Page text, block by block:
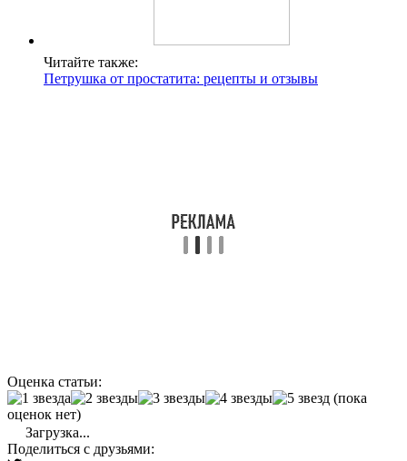
Читайте также:
Петрушка от простатита: рецепты и отзывы
Оценка статьи:
(пока
оценок нет)
Загрузка...
Поделиться с друзьями: